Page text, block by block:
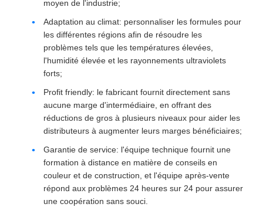
moyen de l'industrie;
Adaptation au climat: personnaliser les formules pour
les différentes régions afin de résoudre les
problèmes tels que les températures élevées,
l'humidité élevée et les rayonnements ultraviolets
forts;
Profit friendly: le fabricant fournit directement sans
aucune marge d'intermédiaire, en offrant des
réductions de gros à plusieurs niveaux pour aider les
distributeurs à augmenter leurs marges bénéficiaires;
Garantie de service: l'équipe technique fournit une
formation à distance en matière de conseils en
couleur et de construction, et l'équipe après-vente
répond aux problèmes 24 heures sur 24 pour assurer
une coopération sans souci.